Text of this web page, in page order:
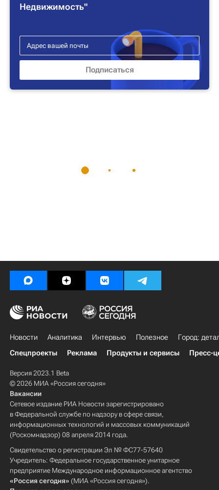
Недвижимость"
Новости Аналитика Интервью Полезное
Город:
Спецпроекты
Реклама Продукты и сервисы Пресс-
Версия 2023.1 Beta
© 2026 МИА «Россия сегодня»
Вакансии
Сетевое издание РИА Новости зарегистрировано
в Федеральной службе по надзору в сфере связи,
информационных технологий и массовых коммуникаций
(Роскомнадзор) 08 апреля 2014 года.
Свидетельство о регистрации Эл № ФС77-57640
Учредитель: Федеральное государственное унитарное
предприятие Международное информационное агентство
«Россия сегодня» (МИА «Россия сегодня»).